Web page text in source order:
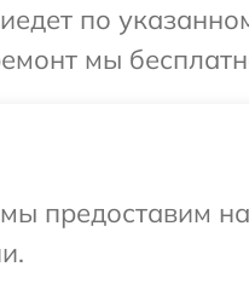
по
мы
предоставим